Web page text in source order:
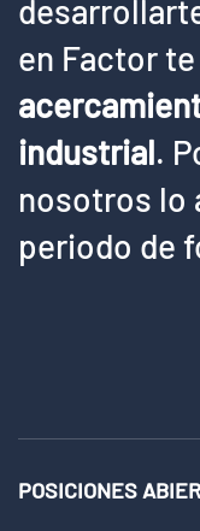
en Factor
industrial.
nosotros lo
periodo de
POSICIONES